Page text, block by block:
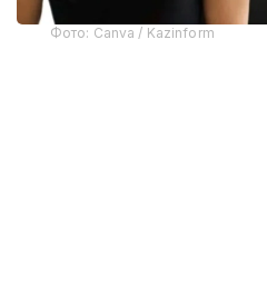
Фото: Canva / Kazinform